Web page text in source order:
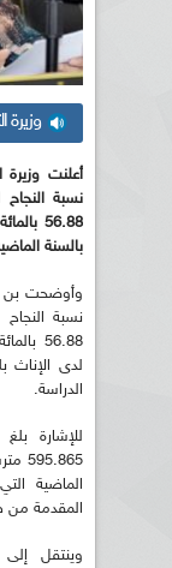
وزيرة
أعلنت وزيرة
نسبة
56.88
بالسنة
وأوضحت بن
نسبة
56.88
الدراسة.
للإشارة
المقدمة من
وينتقل